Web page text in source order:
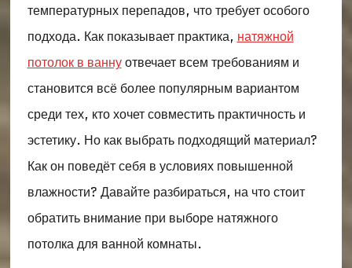
температурных перепадов, что требует особого
подхода. Как показывает практика, натяжной
потолок в ваннуотвечает всем требованиям и
становится всё более популярным вариантом
среди тех, кто хочет совместить практичность и
эстетику. Но как выбрать подходящий материал?
Как он поведёт себя в условиях повышенной
влажности? Давайте разбираться, на что стоит
обратить внимание при выборе натяжного
потолка для ванной комнаты.